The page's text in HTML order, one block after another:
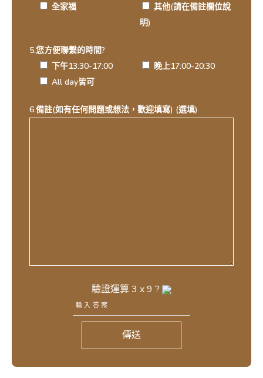
全家福
其他(請在備註欄位說
明)
5.您方便聯繫的時間?
下午13:30-17:00
晚上17:00-20:30
All day皆可
6.備註(如有任何問題或想法，歡迎填寫) (選填)
驗證運算3 x9 ?
傳送